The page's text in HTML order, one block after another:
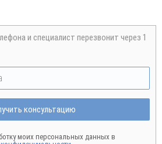
и специалист перезвонит через 1
консультацию
моих персональных данных в